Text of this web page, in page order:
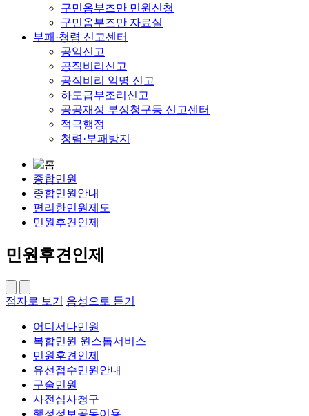
구민옴부즈만 민원신청
구민옴부즈만 자료실
부패·청렴 신고센터
공익신고
공직비리신고
공직비리 익명 신고
하도급부조리신고
공공재정 부정청구등 신고센터
적극행정
청렴·부패방지
종합민원
종합민원안내
편리한민원제도
민원후견인제
민원후견인제
점자로 보기 음성으로 듣기
어디서나민원
복합민원 원스톱서비스
민원후견인제
유선접수민원안내
구술민원
사전심사청구
행정정보공동이용